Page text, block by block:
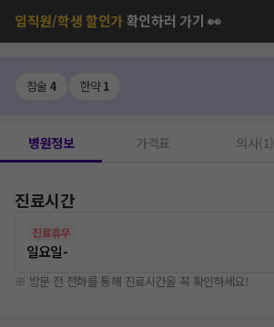
임직원/학생 할인가확인하러 가기 👀
침술 4 한약1
병원정보 가격표 의사(1)
진료시간
진료휴무
일요일-
※ 방문 전 전화를 통해 진료시간을 꼭 확인하세요!